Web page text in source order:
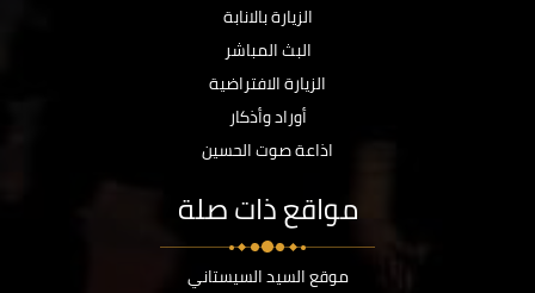
الزيارة بالانابة
البث المباشر
الزيارة الافتراضية
أوراد وأذكار
اذاعة صوت الحسين
مواقع ذات صلة
موقع السيد السيستاني